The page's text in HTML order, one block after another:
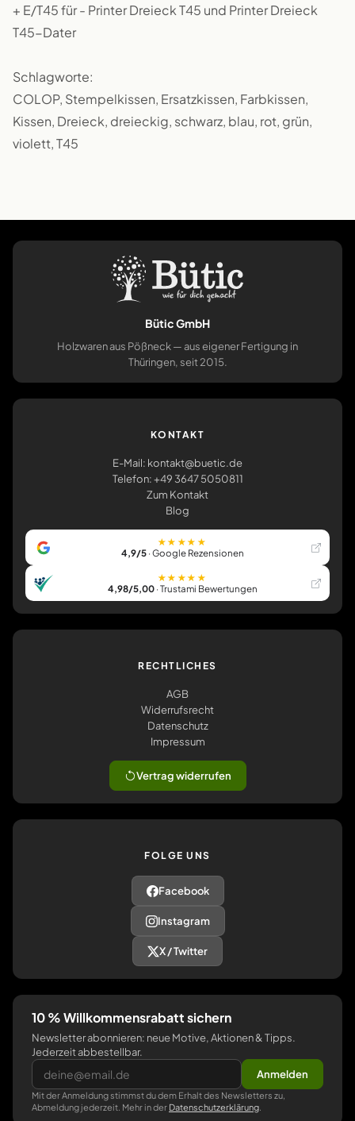
+ E/T45 für - Printer Dreieck T45 und Printer Dreieck
T45-Dater
Schlagworte:
COLOP, Stempelkissen, Ersatzkissen, Farbkissen,
Kissen, Dreieck, dreieckig, schwarz, blau, rot, grün,
violett, T45
Bütic GmbH
Holzwaren aus Pößneck — aus eigener Fertigung in
Thüringen, seit 2015.
KONTAKT
E-Mail: kontakt@buetic.de
Telefon: +49 3647 5050811
Zum Kontakt
Blog
★★★★★
4,9/5· Google Rezensionen
★★★★★
4,98/5,00· Trustami Bewertungen
RECHTLICHES
AGB
Widerrufsrecht
Datenschutz
Impressum
Vertrag widerrufen
FOLGE UNS
Facebook
Instagram
X / Twitter
10 % Willkommensrabatt sichern
Newsletter abonnieren: neue Motive, Aktionen & Tipps.
Jederzeit abbestellbar.
Anmelden
Mit der Anmeldung stimmst du dem Erhalt des Newsletters zu,
Abmeldung jederzeit. Mehr in der Datenschutzerklärung